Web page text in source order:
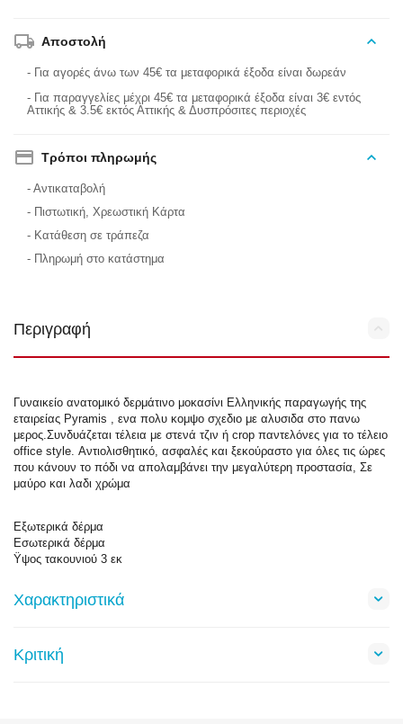
Αποστολή
- Για αγορές άνω των 45€ τα μεταφορικά έξοδα είναι δωρεάν
- Για παραγγελίες μέχρι 45€ τα μεταφορικά έξοδα είναι 3€ εντός
Αττικής & 3.5€ εκτός Αττικής & Δυσπρόσιτες περιοχές
Τρόποι πληρωμής
- Αντικαταβολή
- Πιστωτική, Χρεωστική Κάρτα
- Κατάθεση σε τράπεζα
- Πληρωμή στο κατάστημα
Περιγραφή
Γυναικείο ανατομικό δερμάτινο μοκασίνι Ελληνικής παραγωγής της
εταιρείας Pyramis , ενα πολυ κομψο σχεδιο με αλυσιδα στο πανω
μερος.Συνδυάζεται τέλεια με στενά τζιν ή crop παντελόνες για το τέλειο
office style. Αντιολισθητικό, ασφαλές και ξεκούραστο για όλες τις ώρες
που κάνουν το πόδι να απολαμβάνει την μεγαλύτερη προστασία, Σε
μαύρο και λαδι χρώμα
Εξωτερικά δέρμα
Εσωτερικά δέρμα
Ϋψος τακουνιού 3 εκ
Χαρακτηριστικά
Κριτική